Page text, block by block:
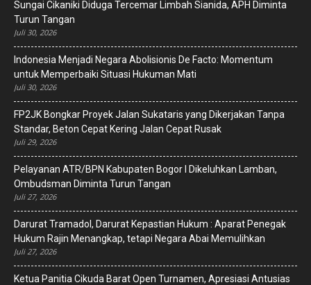
Sungai Cikaniki Diduga Tercemar Limbah Sianida, APH Diminta
Turun Tangan
Juli 30, 2026
‎Indonesia Menjadi Negara Abolisionis De Facto: Momentum
untuk Memperbaiki Situasi Hukuman Mati
Juli 30, 2026
FP2JK Bongkar Proyek Jalan Sukataris yang Dikerjakan Tanpa
Standar, Beton Cepat Kering Jalan Cepat Rusak
Juli 29, 2026
Pelayanan ATR/BPN Kabupaten Bogor I Dikeluhkan Lamban,
Ombudsman Diminta Turun Tangan
Juli 27, 2026
Darurat Tramadol, Darurat Kepastian Hukum : Aparat Penegak
Hukum Rajin Menangkap, tetapi Negara Abai Memulihkan
Juli 27, 2026
Ketua Panitia Cikuda Barat Open Turnamen, Apresiasi Antusias